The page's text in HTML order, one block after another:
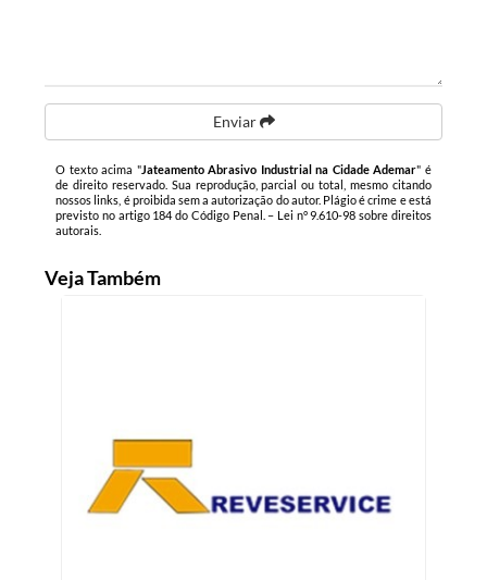
Enviar
O texto acima "Jateamento Abrasivo Industrial na Cidade Ademar" é
de direito reservado. Sua reprodução, parcial ou total, mesmo citando
nossos links, é proibida sem a autorização do autor. Plágio é crime e está
previsto no artigo 184 do Código Penal. – Lei n° 9.610-98 sobre direitos
autorais
Veja Também